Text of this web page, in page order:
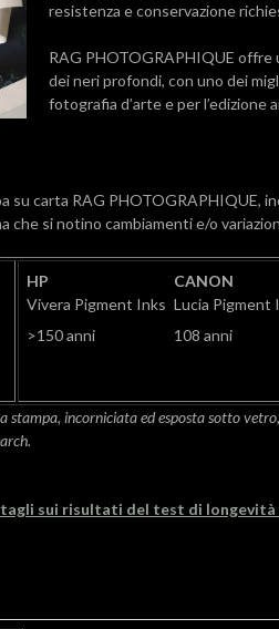
resistenza e conservazione
RAG PHOTOGRAPHIQUE
dei neri profondi, con uno dei
fotografia d’arte e per l’edizione
su carta RAG PHOTOGRAPHIQUE,
che si notino cambiamenti e/o
HP
Vivera Pigment Inks
CANON
Lucia Pigment
>150 anni
108 anni
stampa, incorniciata ed esposta sotto
sui risultati del test di longevità